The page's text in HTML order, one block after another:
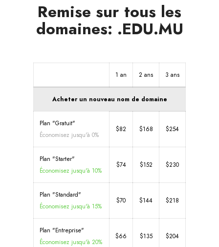
Remise sur tous les
domaines: .EDU.MU
1 an 2 ans 3 ans
Acheter un nouveau nom de domaine
Plan "Gratuit"
Économisez jusqu'à 0%
$82 $168 $254
Plan "Starter"
Économisez jusqu'à 10%
$74 $152 $230
Plan "Standard"
Économisez jusqu'à 15%
$70 $144 $218
Plan "Entreprise"
Économisez jusqu'à 20%
$66 $135 $204